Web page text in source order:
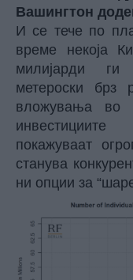
Вашингтон
И се тече по
време некоја
милијарди ги
метероски брз
вложувања во
покажуваат
станува
ни опции за